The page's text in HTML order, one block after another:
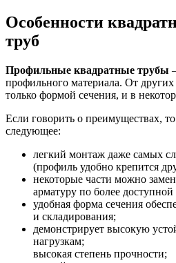
Особенности
труб
Профильные квадратные трубы
профильного материала. От
только формой сечения, и в
Если говорить о преимуществах, то
следующее:
легкий монтаж даже самых
(профиль удобно крепится
некоторые части можно
арматуру по более доступной
удобная форма сечения
и складирования;
демонстрирует высокую
нагрузкам;
высокая степень прочности;